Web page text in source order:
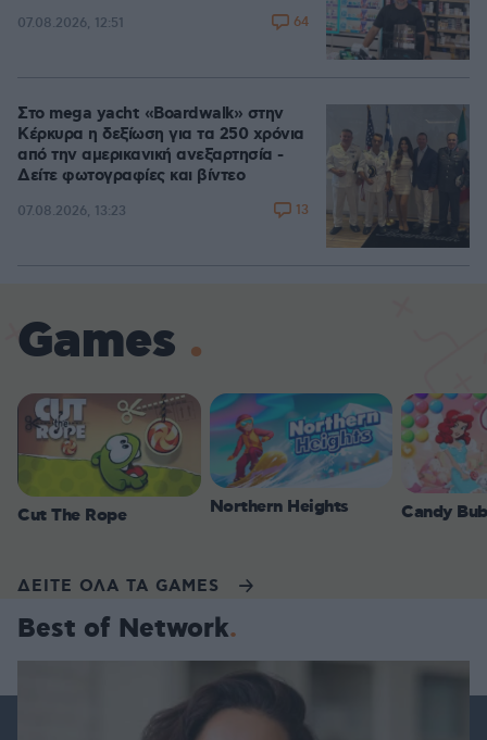
07.08.2026, 12:51 64
Στο mega yacht «Boardwalk» στην
Κέρκυρα η δεξίωση για τα 250 χρόνια
από την αμερικανική ανεξαρτησία -
Δείτε φωτογραφίες και βίντεο
07.08.2026, 13:23 13
Games
Cut The Rope Northern Heights Candy
ΔΕΙΤΕ ΟΛΑ ΤΑ GAMES
Best of Network